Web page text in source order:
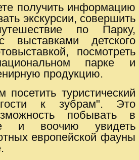
получить информацию
экскурсии, совершить
по Парку,
выставками детского
посмотреть
парке и
продукцию.
туристический
к зубрам". Это
побывать в
и воочию увидеть
европейской фауны